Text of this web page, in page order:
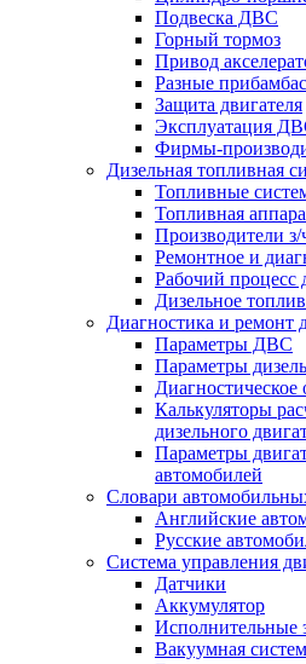
Подвеска ДВС
Горный тормоз
Привод
Разные
Защита двигателя
Эксплуатация
Фирмы-
Дизельная топливная
Топливные
Топливная
Производители
Ремонтное и
Рабочий процесс
Дизельное
Диагностика и ремонт
Параметры ДВС
Параметры
Диагностическое
Калькуляторы
дизельного
Параметры
автомобилей
Словари
Английские
Русские
Система управления
Датчики
Аккумулятор
Исполнительные
Вакуумная